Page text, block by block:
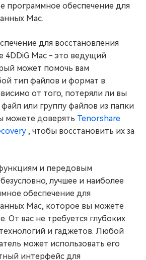
программное обеспечение для
Mac.
для восстановления
4DDiG Mac - это ведущий
может помочь вам
тип файлов и формат в
от того, потеряли ли вы
или группу файлов из папки
можете доверять Tenorshare
, чтобы восстановить их за
и передовым
лучшее и наиболее
обеспечение для
Mac, которое вы можете
От вас не требуется глубоких
и гаджетов. Любой
может использовать его
интерфейс для